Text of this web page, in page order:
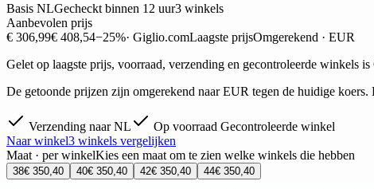
Basis NLGecheckt binnen 12 uur3 winkels
Aanbevolen prijs
€ 306,99€ 408,54−25%· Giglio.comLaagste prijsOmgerekend · EUR
Gelet op laagste prijs, voorraad, verzending en gecontroleerde winkels
De getoonde prijzen zijn omgerekend naar EUR tegen de huidige
Verzending naar NL Op voorraad Gecontroleerde winkel
Naar winkel3 winkels vergelijken
Maat · per winkelKies een maat om te zien welke winkels die hebben
38€ 350,40 40€ 350,40 42€ 350,40 44€ 350,40